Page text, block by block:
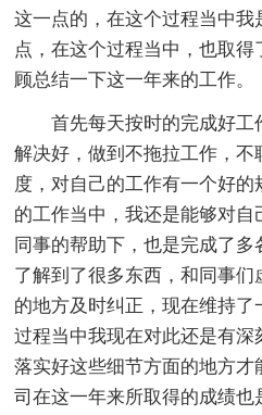
这一点的，在这个过程当中我
点，在这个过程当中，也取得
顾总结一下这一年来的工作。
首先每天按时的完成好工
解决好，做到不拖拉工作，
度，对自己的工作有一个好
的工作当中，我还是能够对自
同事的帮助下，也是完成了
了解到了很多东西，和同事们
的地方及时纠正，现在维持
过程当中我现在对此还是有
落实好这些细节方面的地方
司在这一年来所取得的成绩